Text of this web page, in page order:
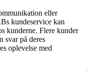
eller
kundeservice kan
kunderne. Flere kunder
svar på deres
oplevelse med